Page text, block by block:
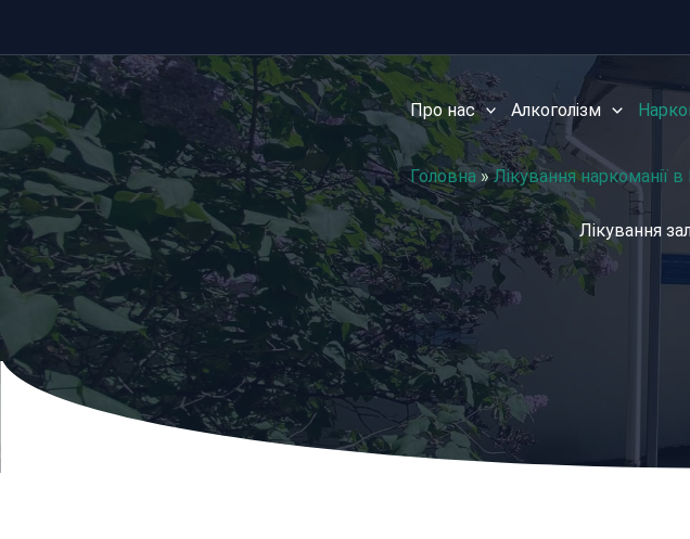
вмісту
Про нас Алкоголізм
Головна»Лікування наркоманії в
Лікування